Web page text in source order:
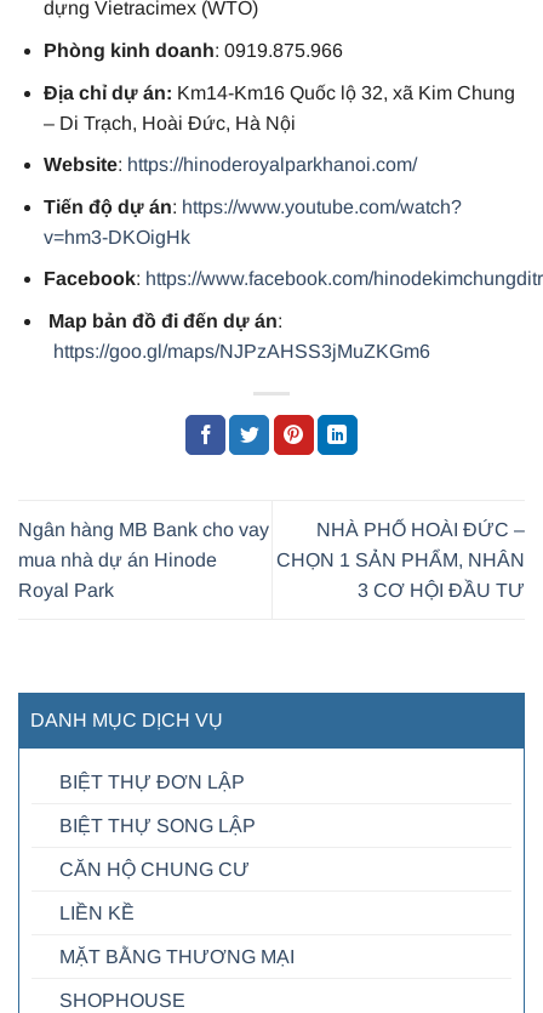
dựng Vietracimex (WTO)
Phòng kinh doanh: 0919.875.966
Địa chỉ dự án: Km14-Km16 Quốc lộ 32, xã Kim Chung
– Di Trạch, Hoài Đức, Hà Nội
Website: https://hinoderoyalparkhanoi.com/
Tiến độ dự án: https://www.youtube.com/watch?
v=hm3-DKOigHk
Facebook: https://www.facebook.com/
Map bản đồ đi đến dự án:
https://goo.gl/maps/NJPzAHSS3jMuZKGm6
Ngân hàng MB Bank cho vay
mua nhà dự án Hinode
Royal Park
NHÀ PHỐ HOÀI ĐỨC –
CHỌN 1 SẢN PHẨM, NHÂN
3 CƠ HỘI ĐẦU TƯ
DANH MỤC DỊCH VỤ
BIỆT THỰ ĐƠN LẬP
BIỆT THỰ SONG LẬP
CĂN HỘ CHUNG CƯ
LIỀN KỀ
MẶT BẰNG THƯƠNG MẠI
SHOPHOUSE